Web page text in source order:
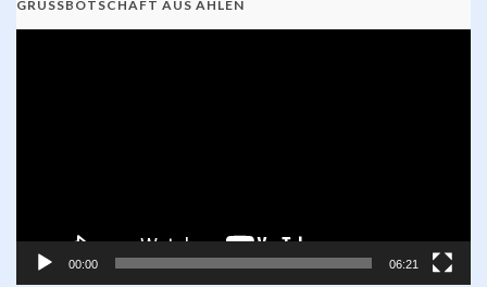
GRUSSBOTSCHAFT AUS AHLEN
00:00 06:21